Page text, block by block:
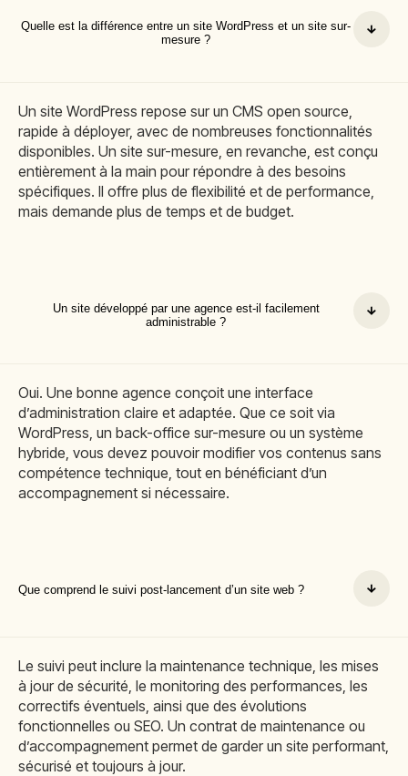
Quelle est la différence entre un site WordPress et un site sur-
mesure ?
Un site WordPress repose sur un CMS open source,
rapide à déployer, avec de nombreuses fonctionnalités
disponibles. Un site sur-mesure, en revanche, est conçu
entièrement à la main pour répondre à des besoins
spécifiques. Il offre plus de flexibilité et de performance,
mais demande plus de temps et de budget.
Un site développé par une agence est-il facilement
administrable ?
Oui. Une bonne agence conçoit une interface
d’administration claire et adaptée. Que ce soit via
WordPress, un back-office sur-mesure ou un système
hybride, vous devez pouvoir modifier vos contenus sans
compétence technique, tout en bénéficiant d’un
accompagnement si nécessaire.
Que comprend le suivi post-lancement d’un site web ?
Le suivi peut inclure la maintenance technique, les mises
à jour de sécurité, le monitoring des performances, les
correctifs éventuels, ainsi que des évolutions
fonctionnelles ou SEO. Un contrat de maintenance ou
d’accompagnement permet de garder un site performant,
sécurisé et toujours à jour.